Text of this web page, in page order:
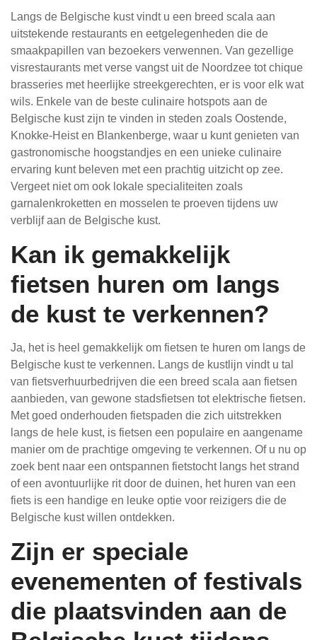
Langs de Belgische kust vindt u een breed scala aan
uitstekende restaurants en eetgelegenheden die de
smaakpapillen van bezoekers verwennen. Van gezellige
visrestaurants met verse vangst uit de Noordzee tot chique
brasseries met heerlijke streekgerechten, er is voor elk wat
wils. Enkele van de beste culinaire hotspots aan de
Belgische kust zijn te vinden in steden zoals Oostende,
Knokke-Heist en Blankenberge, waar u kunt genieten van
gastronomische hoogstandjes en een unieke culinaire
ervaring kunt beleven met een prachtig uitzicht op zee.
Vergeet niet om ook lokale specialiteiten zoals
garnalenkroketten en mosselen te proeven tijdens uw
verblijf aan de Belgische kust.
Kan ik gemakkelijk
fietsen huren om langs
de kust te verkennen?
Ja, het is heel gemakkelijk om fietsen te huren om langs de
Belgische kust te verkennen. Langs de kustlijn vindt u tal
van fietsverhuurbedrijven die een breed scala aan fietsen
aanbieden, van gewone stadsfietsen tot elektrische fietsen.
Met goed onderhouden fietspaden die zich uitstrekken
langs de hele kust, is fietsen een populaire en aangename
manier om de prachtige omgeving te verkennen. Of u nu op
zoek bent naar een ontspannen fietstocht langs het strand
of een avontuurlijke rit door de duinen, het huren van een
fiets is een handige en leuke optie voor reizigers die de
Belgische kust willen ontdekken.
Zijn er speciale
evenementen of festivals
die plaatsvinden aan de